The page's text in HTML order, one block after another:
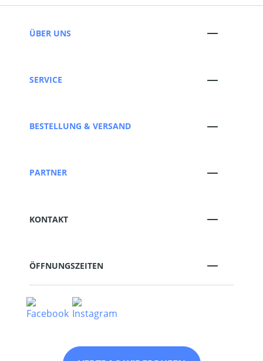
ÜBER UNS
SERVICE
BESTELLUNG & VERSAND
PARTNER
KONTAKT
ÖFFNUNGSZEITEN